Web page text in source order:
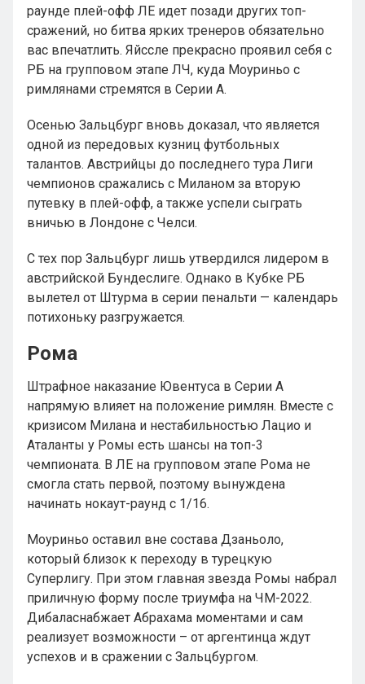
раунде плей-офф ЛЕ идет позади других топ-
сражений, но битва ярких тренеров обязательно
вас впечатлить. Яйссле прекрасно проявил себя с
РБ на групповом этапе ЛЧ, куда Моуриньо с
римлянами стремятся в Серии А.
Осенью Зальцбург вновь доказал, что является
одной из передовых кузниц футбольных
талантов. Австрийцы до последнего тура Лиги
чемпионов сражались с Миланом за вторую
путевку в плей-офф, а также успели сыграть
вничью в Лондоне с Челси.
С тех пор Зальцбург лишь утвердился лидером в
австрийской Бундеслиге. Однако в Кубке РБ
вылетел от Штурма в серии пенальти — календарь
потихоньку разгружается.
Рома
Штрафное наказание Ювентуса в Серии А
напрямую влияет на положение римлян. Вместе с
кризисом Милана и нестабильностью Лацио и
Аталанты у Ромы есть шансы на топ-3
чемпионата. В ЛЕ на групповом этапе Рома не
смогла стать первой, поэтому вынуждена
начинать нокаут-раунд с 1/16.
Моуриньо оставил вне состава Дзаньоло,
который близок к переходу в турецкую
Суперлигу. При этом главная звезда Ромы набрал
приличную форму после триумфа на ЧМ-2022.
Дибаласнабжает Абрахама моментами и сам
реализует возможности – от аргентинца ждут
успехов и в сражении с Зальцбургом.